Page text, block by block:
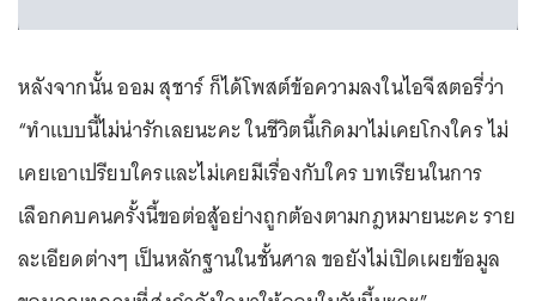
หลังจากนั้น ออม สุชาร์ ก็ได้โพสต์ข้อความลงในไอจีสตอรี่ว่า
“ทําแบบนี้ไม่น่ารักเลยนะคะ ในชีวิตนี้เกิดมาไม่เคยโกงใคร ไม่
เคยเอาเปรียบใครและไม่เคยมีเรื่องกับใคร บทเรียนในการ
เลือกคบคนครั้งนี้ขอต่อสู้อย่างถูกต้องตามกฎหมายนะคะ ราย
ละเอียดต่างๆ เป็นหลักฐานในชั้นศาล ขอยังไม่เปิดเผยข้อมูล